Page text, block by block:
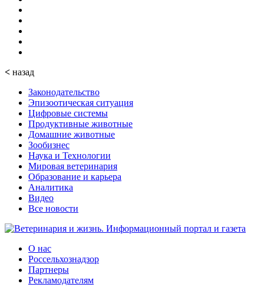
< назад
Законодательство
Эпизоотическая ситуация
Цифровые системы
Продуктивные животные
Домашние животные
Зообизнес
Наука и Технологии
Мировая ветеринария
Образование и карьера
Аналитика
Видео
Все новости
О нас
Россельхознадзор
Партнеры
Рекламодателям